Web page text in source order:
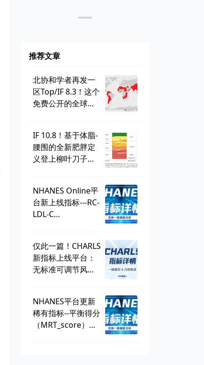
推荐文章
北协和学者再发一
区Top/IF 8.3！这个
免费公开的全球学
IF 10.8！基于体脂-
腰围的全新肥胖定
义登上柳叶刀子
总
NHANES Online平
台新上线指标---RC-
LDL-C
仅此一篇！CHARLS
新指标上线平台：
无标准可调节风险
NHANES平台更新
稀有指标--平衡得分
（MRT_score），